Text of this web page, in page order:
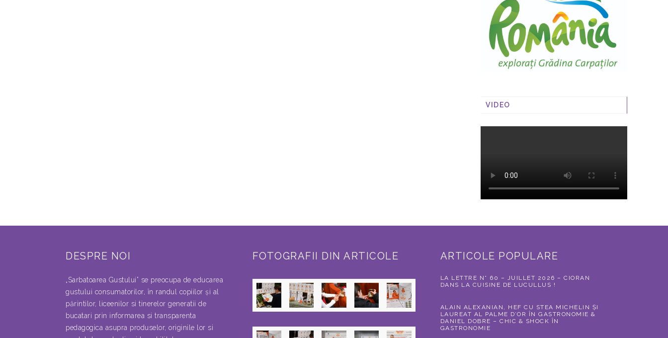
VIDEO
DESPRE NOI
„Sarbatoarea Gustului” se preocupa de educarea
gustului consumatorilor, în randul copiilor şi al
părintilor, liceenilor si tinerelor generatii de
bucatari prin informarea si transparenta
pedagogica asupra produselor, originile lor si
FOTOGRAFII DIN ARTICOLE ARTICOLE POPULARE
LA LETTRE N° 60 – JUILLET 2026 – CIORAN
DANS LA CUISINE DE LUCULLUS !
ALAIN ALEXANIAN, HEF CU STEA MICHELIN ȘI
LAUREAT AL PALME D’OR ÎN GASTRONOMIE &
DANIEL DOBRE – CHIC & SHOCK ÎN
GASTRONOMIE